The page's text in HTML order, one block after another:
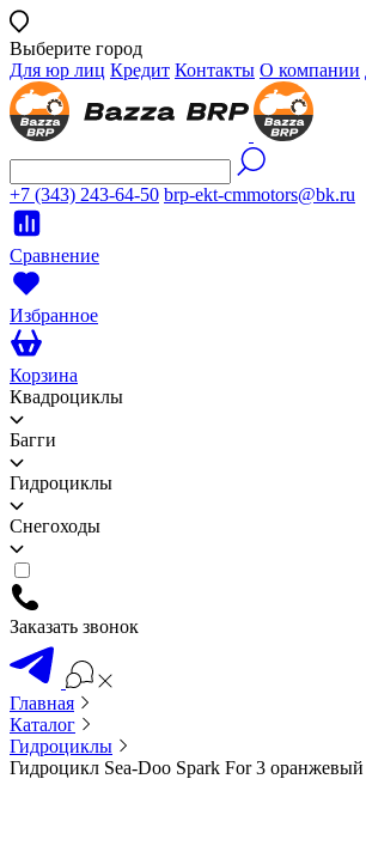
Выберите город
Для юр лиц Кредит Контакты О компании
+7 (343) 243-64-50 brp-ekt-cmmotors@bk.ru
Сравнение
Избранное
Корзина
Квадроциклы
Багги
Гидроциклы
Снегоходы
Заказать звонок
Главная
Каталог
Гидроциклы
Гидроцикл Sea-Doo Spark For 3 оранжевый